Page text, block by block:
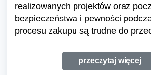
realizowanych projektów oraz
bezpieczeństwa i pewności
procesu zakupu są trudne do
przeczytaj więcej